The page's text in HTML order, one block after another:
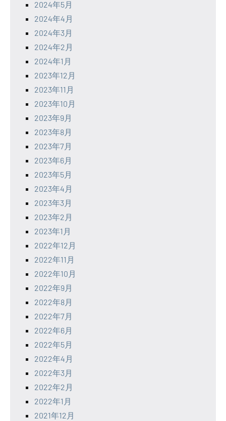
2024年5月
2024年4月
2024年3月
2024年2月
2024年1月
2023年12月
2023年11月
2023年10月
2023年9月
2023年8月
2023年7月
2023年6月
2023年5月
2023年4月
2023年3月
2023年2月
2023年1月
2022年12月
2022年11月
2022年10月
2022年9月
2022年8月
2022年7月
2022年6月
2022年5月
2022年4月
2022年3月
2022年2月
2022年1月
2021年12月